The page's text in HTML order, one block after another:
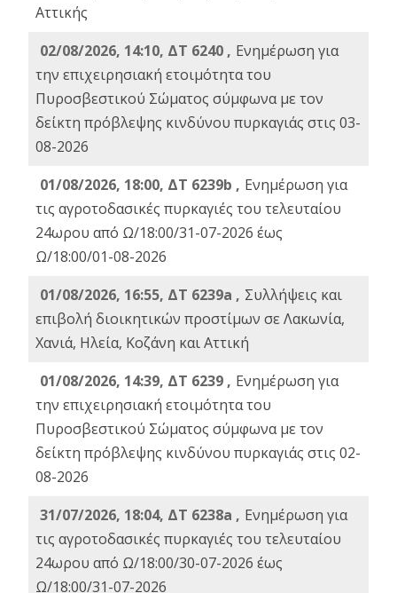
Αττικής
02/08/2026, 14:10, ΔΤ 6240 , Ενημέρωση για
την επιχειρησιακή ετοιμότητα του
Πυροσβεστικού Σώματος σύμφωνα με τον
δείκτη πρόβλεψης κινδύνου πυρκαγιάς στις 03-
08-2026
01/08/2026, 18:00, ΔΤ 6239b , Ενημέρωση για
τις αγροτοδασικές πυρκαγιές του τελευταίου
24ωρου από Ω/18:00/31-07-2026 έως
Ω/18:00/01-08-2026
01/08/2026, 16:55, ΔΤ 6239a , Συλλήψεις και
επιβολή διοικητικών προστίμων σε Λακωνία,
Χανιά, Ηλεία, Κοζάνη και Αττική
01/08/2026, 14:39, ΔΤ 6239 , Ενημέρωση για
την επιχειρησιακή ετοιμότητα του
Πυροσβεστικού Σώματος σύμφωνα με τον
δείκτη πρόβλεψης κινδύνου πυρκαγιάς στις 02-
08-2026
31/07/2026, 18:04, ΔΤ 6238a , Ενημέρωση για
τις αγροτοδασικές πυρκαγιές του τελευταίου
24ωρου από Ω/18:00/30-07-2026 έως
Ω/18:00/31-07-2026